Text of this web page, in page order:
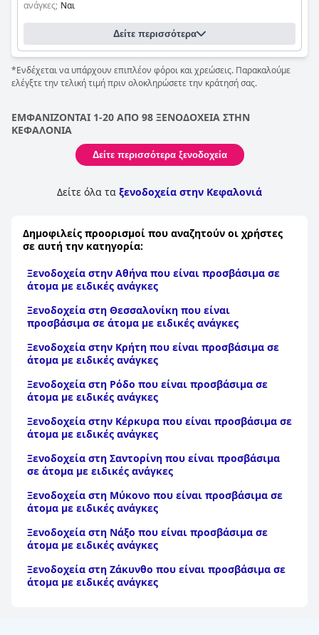
ανάγκες; Ναι
Δείτε περισσότερα
*Ενδέχεται να υπάρχουν επιπλέον φόροι και χρεώσεις. Παρακαλούμε
ελέγξτε την τελική τιμή πριν ολοκληρώσετε την κράτησή σας.
ΕΜΦΑΝΙΖΟΝΤΑΙ 1-20 ΑΠΟ 98 ΞΕΝΟΔΟΧΕΙΑ ΣΤΗΝ
ΚΕΦΑΛΟΝΙΑ
Δείτε περισσότερα ξενοδοχεία
Δείτε όλα τα ξενοδοχεία στην Κεφαλονιά
Δημοφιλείς προορισμοί που αναζητούν οι χρήστες
σε αυτή την κατηγορία:
Ξενοδοχεία στην Αθήνα που είναι προσβάσιμα σε
άτομα με ειδικές ανάγκες
Ξενοδοχεία στη Θεσσαλονίκη που είναι
προσβάσιμα σε άτομα με ειδικές ανάγκες
Ξενοδοχεία στην Κρήτη που είναι προσβάσιμα σε
άτομα με ειδικές ανάγκες
Ξενοδοχεία στη Ρόδο που είναι προσβάσιμα σε
άτομα με ειδικές ανάγκες
Ξενοδοχεία στην Κέρκυρα που είναι προσβάσιμα σε
άτομα με ειδικές ανάγκες
Ξενοδοχεία στη Σαντορίνη που είναι προσβάσιμα
σε άτομα με ειδικές ανάγκες
Ξενοδοχεία στη Μύκονο που είναι προσβάσιμα σε
άτομα με ειδικές ανάγκες
Ξενοδοχεία στη Νάξο που είναι προσβάσιμα σε
άτομα με ειδικές ανάγκες
Ξενοδοχεία στη Ζάκυνθο που είναι προσβάσιμα σε
άτομα με ειδικές ανάγκες